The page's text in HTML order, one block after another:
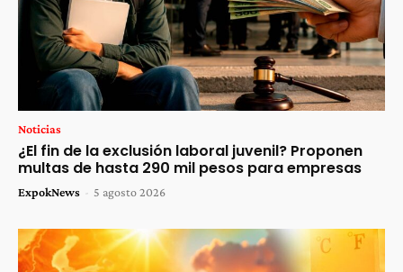
Noticias
¿El fin de la exclusión laboral juvenil? Proponen
multas de hasta 290 mil pesos para empresas
ExpokNews - 5 agosto 2026